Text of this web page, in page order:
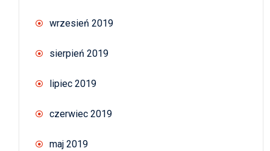
wrzesień 2019
sierpień 2019
lipiec 2019
czerwiec 2019
maj 2019